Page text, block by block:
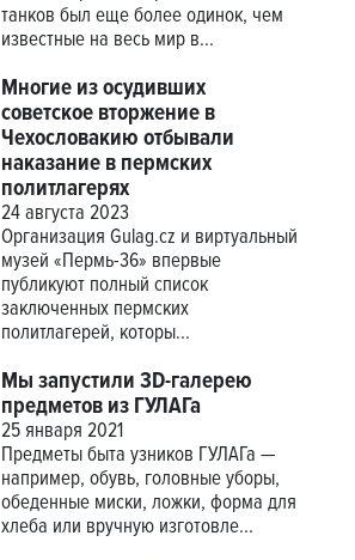
танков был еще более одинок, чем
известные на весь мир в...
Многие из осудивших
советское вторжение в
Чехословакию отбывали
наказание в пермских
политлагерях
24 августа 2023
Организация Gulag.cz и виртуальный
музей «Пермь-36» впервые
публикуют полный список
заключенных пермских
политлагерей, которы...
Мы запустили 3D-галерею
предметов из ГУЛАГа
25 января 2021
Предметы быта узников ГУЛАГа —
например, обувь, головные уборы,
обеденные миски, ложки, форма для
хлеба или вручную изготовле...